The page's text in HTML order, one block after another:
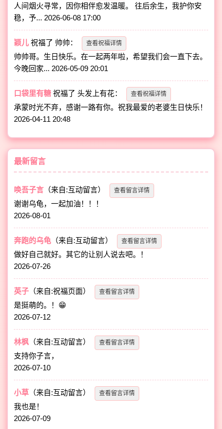
人间烟火寻常，因你相伴愈发温暖。 往后余生，我护你安
稳，予... 2026-06-08 17:00
颖儿 祝福了 帅帅： 查看祝福详情
帅帅哥。生日快乐。在一起两年啦，希望我们会一直下去。
今晚回家... 2026-05-09 20:01
口袋里有糖 祝福了头发上有花： 查看祝福详情
承蒙时光不弃，感谢一路有你。祝我最爱的老婆生日快乐！
2026-04-11 20:48
最新留言
唤吾子言 （来自:互动留言） 查看留言详情
谢谢乌龟，一起加油！！！
2026-08-01
奔跑的乌龟 （来自:互动留言） 查看留言详情
做好自己就好。其它的让别人说去吧。！
2026-07-26
英子 （来自:祝福页面） 查看留言详情
是挺萌的。！😁
2026-07-12
林枫 （来自:互动留言） 查看留言详情
支持你子言，
2026-07-10
小草 （来自:互动留言） 查看留言详情
我也是！
2026-07-09